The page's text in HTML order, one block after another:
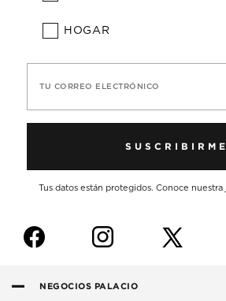
HOGAR
TU CORREO ELECTRÓNICO
SUSCRIBIRME
Tus datos están protegidos. Conoce nuestra
f i
NEGOCIOS PALACIO